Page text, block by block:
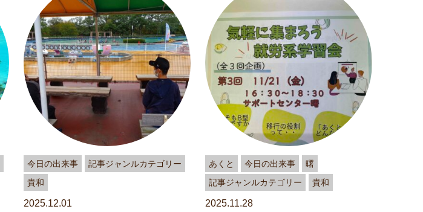
今日の出来事
記事ジャンルカテゴリー
貴和
2025.12.01
あくと 今日の出来事
曙
記事ジャンルカテゴリー
貴和
2025.11.28